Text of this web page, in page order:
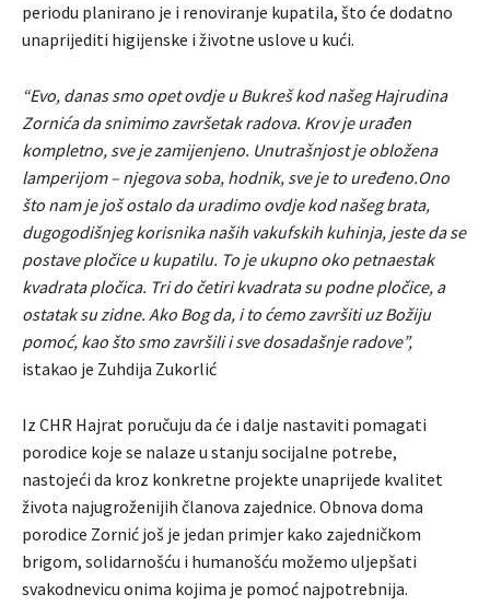
periodu planirano je i renoviranje kupatila, što će dodatno
unaprijediti higijenske i životne uslove u kući.
“Evo, danas smo opet ovdje u Bukreš kod našeg Hajrudina
Zornića da snimimo završetak radova. Krov je urađen
kompletno, sve je zamijenjeno. Unutrašnjost je obložena
lamperijom – njegova soba, hodnik, sve je to uređeno.Ono
što nam je još ostalo da uradimo ovdje kod našeg brata,
dugogodišnjeg korisnika naših vakufskih kuhinja, jeste da se
postave pločice u kupatilu. To je ukupno oko petnaestak
kvadrata pločica. Tri do četiri kvadrata su podne pločice, a
ostatak su zidne. Ako Bog da, i to ćemo završiti uz Božiju
pomoć, kao što smo završili i sve dosadašnje radove”,
istakao je Zuhdija Zukorlić
Iz CHR Hajrat poručuju da će i dalje nastaviti pomagati
porodice koje se nalaze u stanju socijalne potrebe,
nastojeći da kroz konkretne projekte unaprijede kvalitet
života najugroženijih članova zajednice. Obnova doma
porodice Zornić još je jedan primjer kako zajedničkom
brigom, solidarnošću i humanošću možemo uljepšati
svakodnevicu onima kojima je pomoć najpotrebnija.